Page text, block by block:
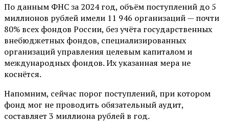
По данным ФНС за 2024 год, объём поступлений до 5
миллионов рублей имели 11 946 организаций — почти
80% всех фондов России, без учёта государственных
внебюджетных фондов, специализированных
организаций управления целевым капиталом и
международных фондов. Их указанная мера не
коснётся.
Напомним, сейчас порог поступлений, при котором
фонд мог не проводить обязательный аудит,
составляет 3 миллиона рублей в год.